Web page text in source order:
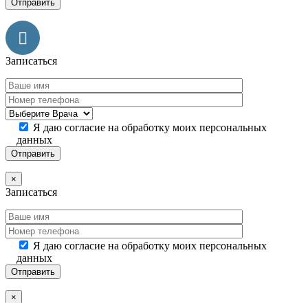
Записаться
Я даю согласие на обработку моих персональных
данных
×
Записаться
Я даю согласие на обработку моих персональных
данных
×